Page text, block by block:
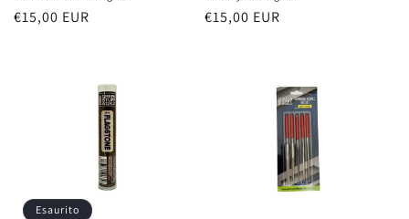
Prezzo
€15,00 EUR
Prezzo
€15,00 EUR
Esaurito